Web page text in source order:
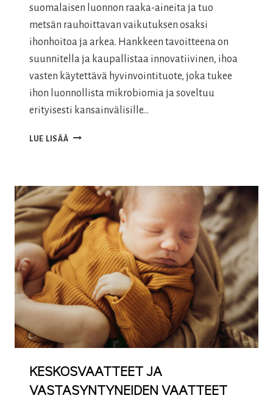
suomalaisen luonnon raaka-aineita ja tuo
metsän rauhoittavan vaikutuksen osaksi
ihonhoitoa ja arkea. Hankkeen tavoitteena on
suunnitella ja kaupallistaa innovatiivinen, ihoa
vasten käytettävä hyvinvointituote, joka tukee
ihon luonnollista mikrobiomia ja soveltuu
erityisesti kansainvälisille…
LUE LISÄÄ MELLI
2025
KESKOSVAATTEET JA
VASTASYNTYNEIDEN VAATTEET